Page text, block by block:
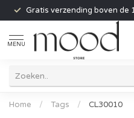
Gratis verzending boven de
MENU
Home / Tags / CL30010